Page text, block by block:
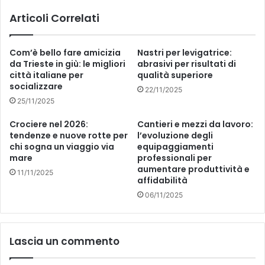
p
a
v
e
r
p
r
c
i
q
a
C
s
i
g
i
c
m
u
r
Articoli Correlati
Com’è bello fare amicizia
da Trieste in giù: le migliori
città italiane per
socializzare
25/11/2025
Nastri per levigatrice:
abrasivi per risultati di
qualità superiore
22/11/2025
Crociere nel 2026:
tendenze e nuove rotte per
chi sogna un viaggio via
mare
11/11/2025
Cantieri e mezzi da lavoro:
l’evoluzione degli
equipaggiamenti
professionali per
aumentare produttività e
affidabilità
06/11/2025
Lascia un commento